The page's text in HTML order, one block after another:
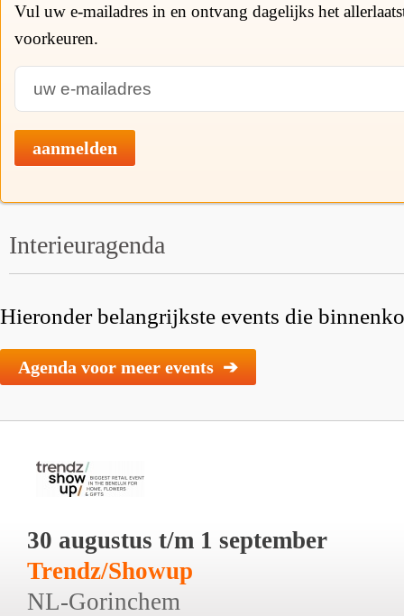
Vul uw e-mailadres in en ontvang dagelijks het
voorkeuren.
aanmelden
Interieuragenda
Hieronder belangrijkste events die
Agenda voor meer events ➔
30 augustus t/m 1 september
Trendz/Showup
NL-Gorinchem